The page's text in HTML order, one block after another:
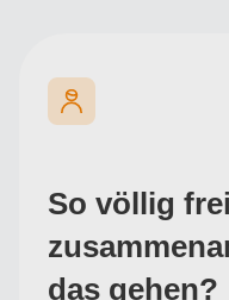
So völlig
das gehen?